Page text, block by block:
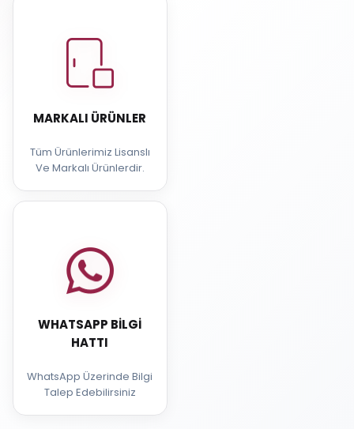
MARKALI ÜRÜNLER
Tüm Ürünlerimiz Lisanslı
Ve Markalı Ürünlerdir.
WHATSAPP BILGI
HATTI
WhatsApp Üzerinde Bilgi
Talep Edebilirsiniz